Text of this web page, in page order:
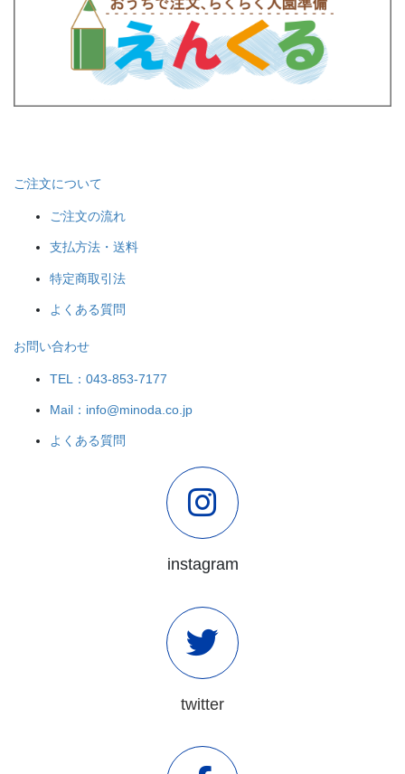
ご注文について
ご注文の流れ
支払方法・送料
特定商取引法
よくある質問
お問い合わせ
TEL：043-853-7177
Mail：info@minoda.co.jp
よくある質問
instagram
twitter